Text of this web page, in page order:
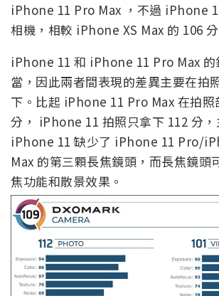
iPhone 11 Pro Max ，不過 iPhone
相機，相較 iPhone XS Max 的 106
iPhone 11 和 iPhone 11 Pro Max 的
當，因此兩者間表現的差異主要在拍
下。比起 iPhone 11 Pro Max 在拍照
分， iPhone 11 拍照只拿下 112 分
iPhone 11 缺少了 iPhone 11 Pro/
Max 的第三顆長焦鏡頭，而長焦鏡頭
焦功能和散景效果。